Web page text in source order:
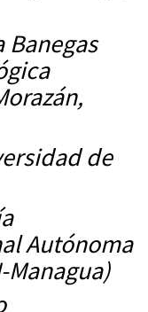
Banegas
de
Autónoma
Managua)